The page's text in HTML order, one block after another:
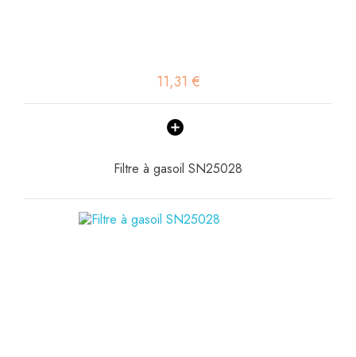
11,31 €
Filtre à gasoil SN25028